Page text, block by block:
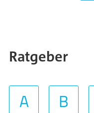
Ratgeber
A B